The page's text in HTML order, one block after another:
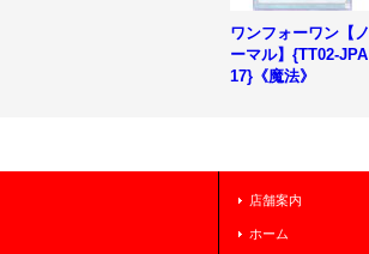
ワンフォーワン【ノ
ーマル】{TT02-JPA
17}《魔法》
店舗案内
ホーム